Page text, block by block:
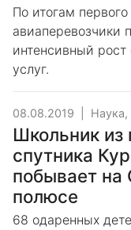
По итогам
авиаперевозчики
интенсивный
услуг.
08.08.2019 Наука,
Школьник из
спутника
побывает на
полюсе
68 одаренных